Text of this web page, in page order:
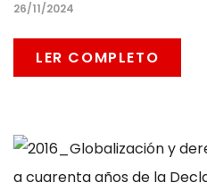
26/11/2024
LER COMPLETO